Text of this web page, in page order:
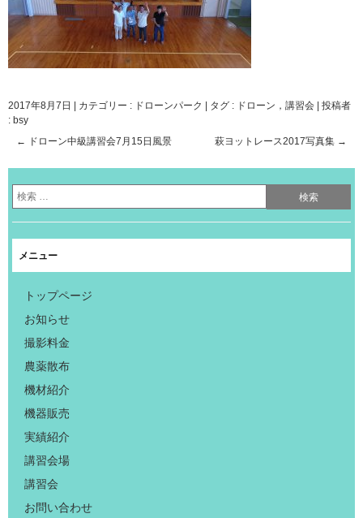
2017年8月7日 カテゴリー : ドローンパーク タグ : ドローン，講習会
投稿者
: bsy
←
ドローン中級講習会7月15日風景 萩ヨットレース2017写真集 →
メニュー
トップページ
お知らせ
撮影料金
農薬散布
機材紹介
機器販売
実績紹介
講習会場
講習会
お問い合わせ